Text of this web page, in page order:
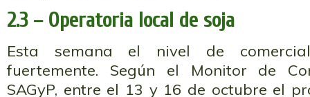
2.3 – Operatoria local de soja
Esta semana el nivel de
fuertemente. Según el Monitor de
SAGyP, entre el 13 y 16 de octubre el